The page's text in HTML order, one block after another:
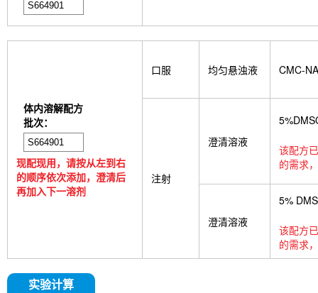
体内溶解配方
批次：
现配现用，请按从左到右
的顺序依次添加，澄清后
再加入下一溶剂
口服 均匀悬浊液 CMC-NA
注射
澄清溶液
该配方
的需求
澄清溶液
5%
该配方
的需求
实验计算